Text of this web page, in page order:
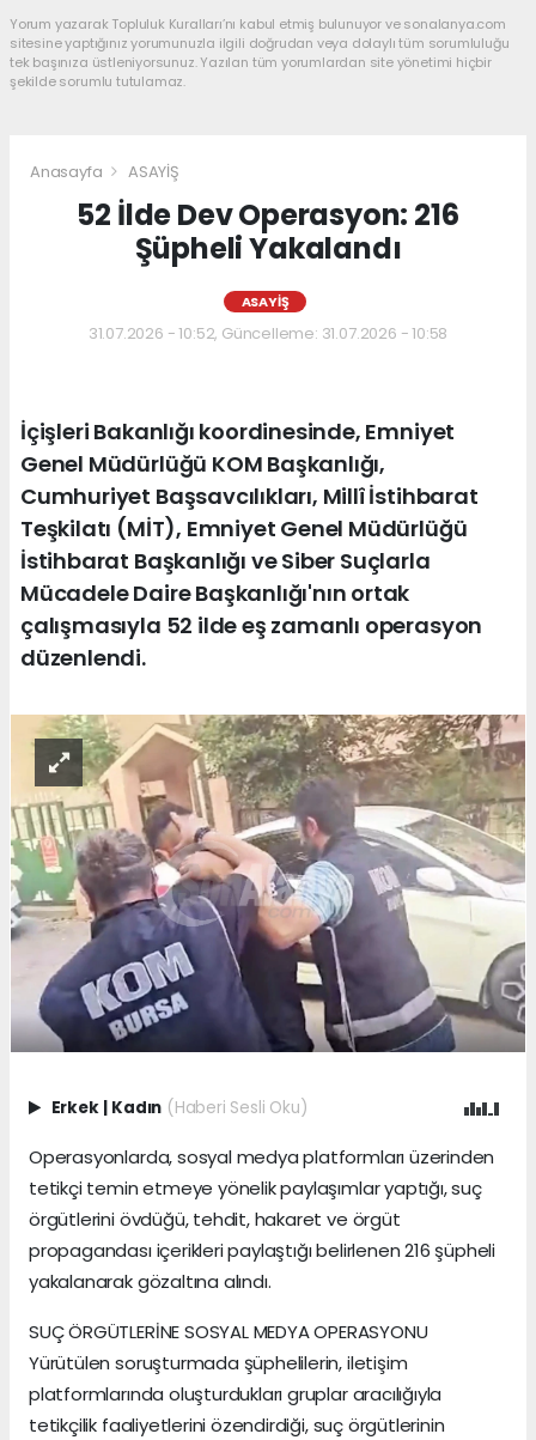
Yorum yazarak Topluluk Kuralları’nı kabul etmiş bulunuyor ve sonalanya.com
sitesine yaptığınız yorumunuzla ilgili doğrudan veya dolaylı tüm sorumluluğu
tek başınıza üstleniyorsunuz. Yazılan tüm yorumlardan site yönetimi hiçbir
şekilde sorumlu tutulamaz.
Anasayfa ASAYİŞ
52 İlde Dev Operasyon: 216
Şüpheli Yakalandı
ASAYİŞ
31.07.2026 - 10:52, Güncelleme: 31.07.2026 - 10:58
İçişleri Bakanlığı koordinesinde, Emniyet
Genel Müdürlüğü KOM Başkanlığı,
Cumhuriyet Başsavcılıkları, Millî İstihbarat
Teşkilatı (MİT), Emniyet Genel Müdürlüğü
İstihbarat Başkanlığı ve Siber Suçlarla
Mücadele Daire Başkanlığı'nın ortak
çalışmasıyla 52 ilde eş zamanlı operasyon
düzenlendi.
Erkek Kadın (Haberi Sesli Oku)
Operasyonlarda, sosyal medya platformları üzerinden
tetikçi temin etmeye yönelik paylaşımlar yaptığı, suç
örgütlerini övdüğü, tehdit, hakaret ve örgüt
propagandası içerikleri paylaştığı belirlenen 216 şüpheli
yakalanarak gözaltına alındı.
SUÇ ÖRGÜTLERİNE SOSYAL MEDYA OPERASYONU
Yürütülen soruşturmada şüphelilerin, iletişim
platformlarında oluşturdukları gruplar aracılığıyla
tetikçilik faaliyetlerini özendirdiği, suç örgütlerinin